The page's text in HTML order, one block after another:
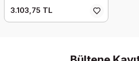
3.103,75 TL